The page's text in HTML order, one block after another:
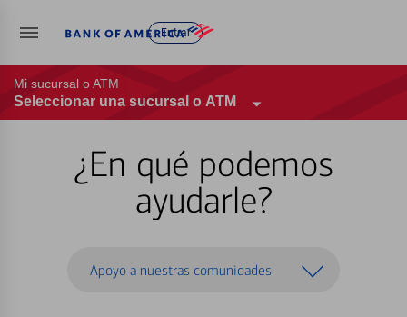
Entrar
Mi sucursal o ATM
Seleccionar una sucursal o ATM
¿En qué podemos
ayudarle?
Apoyo a nuestras comunidades